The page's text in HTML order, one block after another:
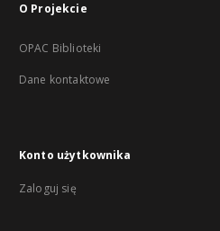
O Projekcie
OPAC Biblioteki
Dane kontaktowe
Konto użytkownika
Zaloguj się